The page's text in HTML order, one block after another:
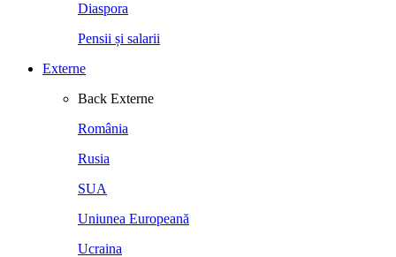
Diaspora
Pensii și salarii
Externe
Back Externe
România
Rusia
SUA
Uniunea Europeană
Ucraina